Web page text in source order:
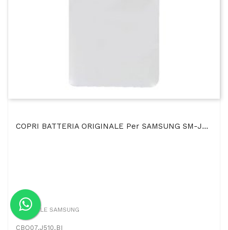
COPRI BATTERIA ORIGINALE Per SAMSUNG SM-J510 GALAXY J5 2016 COLORE BIANCO BULK
ORIGINALE SAMSUNG
CBO07.J510.BI